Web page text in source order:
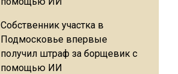
Собственник участка в
Подмосковье впервые
получил штраф за борщевик с
помощью ИИ